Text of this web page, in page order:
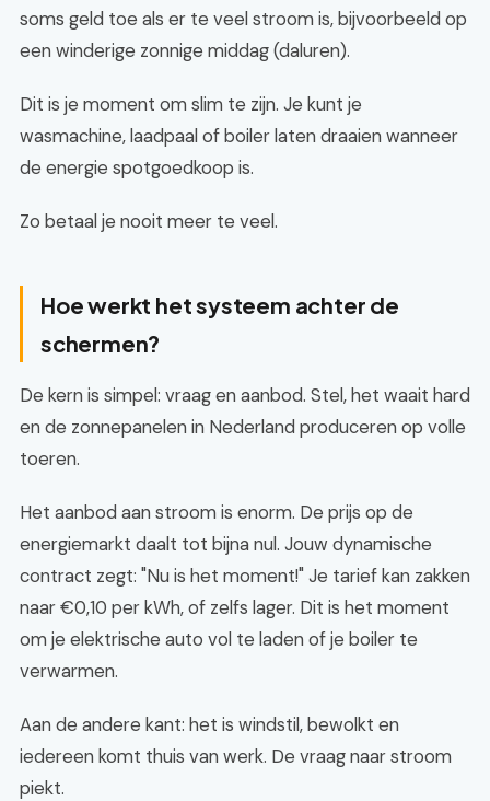
soms geld toe als er te veel stroom is, bijvoorbeeld op
een winderige zonnige middag (daluren).
Dit is je moment om slim te zijn. Je kunt je
wasmachine, laadpaal of boiler laten draaien wanneer
de energie spotgoedkoop is.
Zo betaal je nooit meer te veel.
Hoe werkt het systeem achter de
schermen?
De kern is simpel: vraag en aanbod. Stel, het waait hard
en de zonnepanelen in Nederland produceren op volle
toeren.
Het aanbod aan stroom is enorm. De prijs op de
energiemarkt daalt tot bijna nul. Jouw dynamische
contract zegt: "Nu is het moment!" Je tarief kan zakken
naar €0,10 per kWh, of zelfs lager. Dit is het moment
om je elektrische auto vol te laden of je boiler te
verwarmen.
Aan de andere kant: het is windstil, bewolkt en
iedereen komt thuis van werk. De vraag naar stroom
piekt.